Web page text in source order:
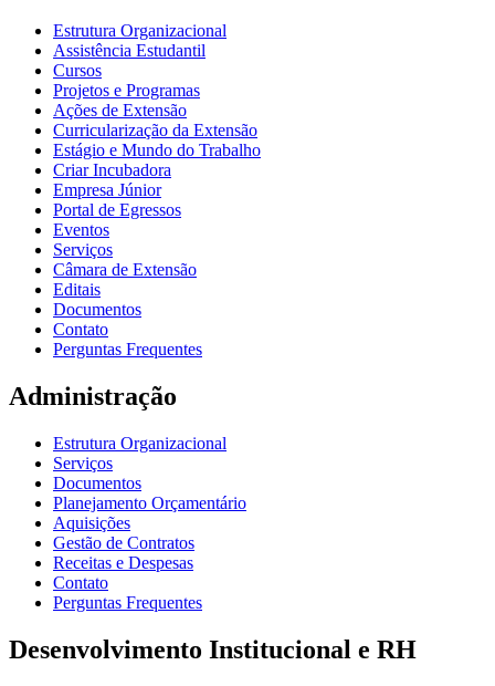
Estrutura Organizacional
Assistência Estudantil
Cursos
Projetos e Programas
Ações de Extensão
Curricularização da Extensão
Estágio e Mundo do Trabalho
Criar Incubadora
Empresa Júnior
Portal de Egressos
Eventos
Serviços
Câmara de Extensão
Editais
Documentos
Contato
Perguntas Frequentes
Administração
Estrutura Organizacional
Serviços
Documentos
Planejamento Orçamentário
Aquisições
Gestão de Contratos
Receitas e Despesas
Contato
Perguntas Frequentes
Desenvolvimento Institucional e RH